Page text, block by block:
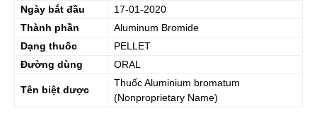
Ngày bắt đầu
17-01-2020
Thành phần
Aluminum Bromide
Dạng thuốc
PELLET
Đường dùng
ORAL
Tên biệt dược
ThuốcAluminium bromatum
(Nonproprietary Name)